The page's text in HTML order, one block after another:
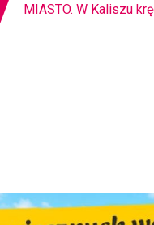
8-11.8. Warsztaty pisania ikon w Pałacu Lipskich